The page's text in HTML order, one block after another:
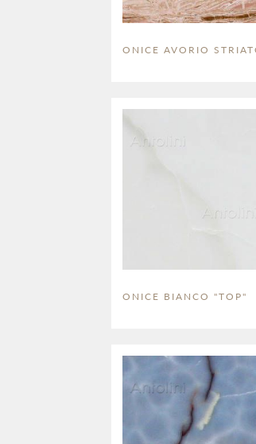
ONICE AVORIO
ONICE BIANCO "TOP"